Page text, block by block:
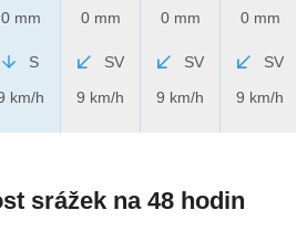
0 mm
S
km/h
0 mm
SV
9 km/h
0 mm
SV
9 km/h
0 mm
SV
9 km/h
srážek na 48 hodin